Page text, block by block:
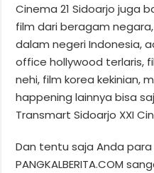
Cinema 21 Sidoarjo juga
film dari beragam
dalam negeri Indonesia,
office hollywood terlaris,
nehi, film korea kekinian,
happening lainnya bisa
Transmart Sidoarjo XXI
Dan tentu saja Anda
PANGKALBERITA.COM